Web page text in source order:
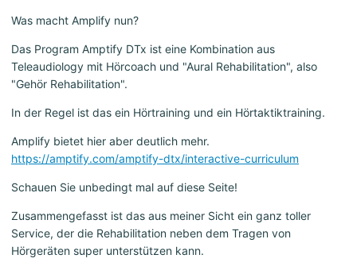
Was macht Amplify nun?
Das Program Amptify DTx ist eine Kombination aus
Teleaudiology mit Hörcoach und "Aural Rehabilitation", also
"Gehör Rehabilitation".
In der Regel ist das ein Hörtraining und ein Hörtaktiktraining.
Amplify bietet hier aber deutlich mehr.
https://amptify.com/amptify-dtx/interactive-curriculum
Schauen Sie unbedingt mal auf diese Seite!
Zusammengefasst ist das aus meiner Sicht ein ganz toller
Service, der die Rehabilitation neben dem Tragen von
Hörgeräten super unterstützen kann.